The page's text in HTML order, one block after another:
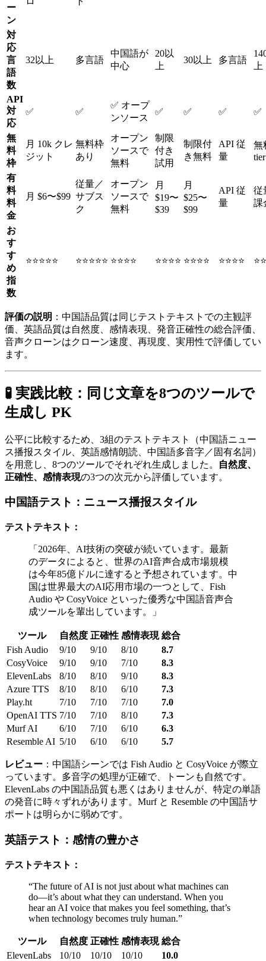
ー
ン
対
応
言
語
数
32以上 多言語
中国語が
中心
20以
上
30以上 多言語
上
API
対
応
✅ ✅
✅ オープ
ンソース
✅ ✅ ✅ ✅
無
料
枠
月 10k クレ
ジット
無料枠
あり
オープン
ソースで
無料
制限
付き
試用
制限付
き無料
API 従
量
無
tier
有
料
料
金
月 $6〜$99
従量／
サブス
ク
オープン
ソースで
無料
月
$19〜
$39
月
$25〜
$99
API 従
量
従
課
お
す
す
め
指
数
⭐⭐⭐⭐⭐ ⭐⭐⭐⭐⭐ ⭐⭐⭐⭐ ⭐⭐⭐⭐ ⭐⭐⭐⭐ ⭐⭐⭐⭐
評価の説明 ：中国語品質は同じテストテキストでの主観評
価、英語品質は自然度、感情表現、発音正確性の総合評価、
音声クローンはクローン速度、再現度、実用性で評価してい
ます。
🧪 実践比較：同じ文章を8つのツールで
生成し PK
公平に比較するため、3組のテストテキスト（中国語ニュー
ス播报スタイル、英語感情朗読、中国語多音字／固有名詞）
を用意し、8つのツールでそれぞれ生成しました。
自然度、
正確性、感情表現の3つの次元から評価しています。
中国語テスト：ニュース播报スタイル
テストテキスト：
「2026年、AI技術の突破が続いています。最新
のデータによると、世界のAI音声合成市場規模
は今年85億ドルに達すると予想されています。中
国は世界最大のAI応用市場の一つとして、Fish
Audio や CosyVoice といった優秀な中国語音声合
成ツールを輩出しています。」
ツール 自然度 正確性 感情表現 総合
Fish Audio
9/10 9/10 8/10
8.7
CosyVoice
9/10 9/10 7/10
8.3
ElevenLabs
8/10 8/10 9/10
8.3
Azure TTS
8/10 8/10 6/10
7.3
Play.ht
7/10 7/10 7/10
7.0
OpenAI TTS 7/10 7/10 8/10
7.3
Murf AI
6/10 7/10 6/10
6.3
Resemble AI 5/10 6/10 6/10 5.7
レビュー ：中国語シーンでは Fish Audio と CosyVoice が際立
っています。多音字の処理が正確で、トーンも自然です。
ElevenLabs の中国語品質も悪くはありませんが、特定の単語
の発音に時々ずれがあります。Murf と Resemble の中国語サ
ポートは明らかに弱めです。
英語テスト：感情の豊かさ
テストテキスト：
“The future of AI is not just about what machines can
do—it’s about what they can understand. When you
hear an AI voice that makes you feel something, that’s
when technology becomes truly human.”
ツール 自然度 正確性 感情表現 総合
ElevenLabs
10/10 10/10 10/10
10.0